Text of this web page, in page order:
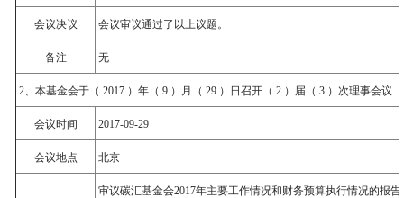
会议决议 会议审议通过了以上议题。
备注 无
2、本基金会于（ 2017 ）年（ 9 ）月（ 29 ）日召开（ 2 ）届（ 3 ）次理事会议
会议时间 2017-09-29
会议地点 北京
审议碳汇基金会2017年主要工作情况和财务预算执行情况的报